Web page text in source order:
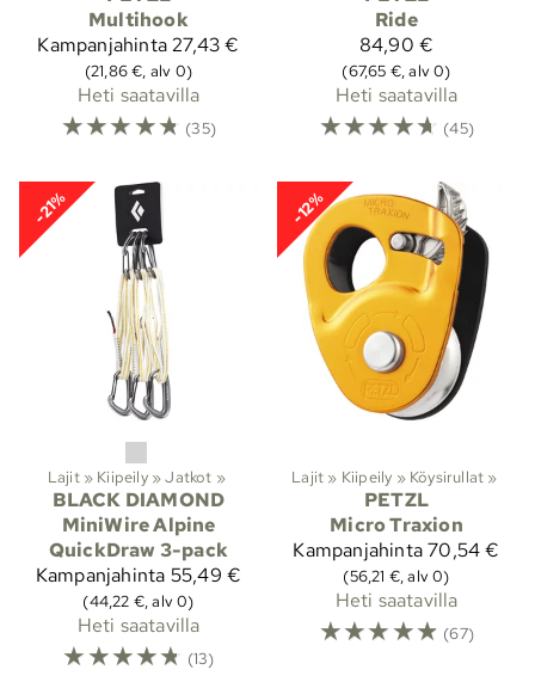
Multihook
Kampanjahinta27,43 €
(21,86 €, alv 0)
Heti saatavilla
☆☆☆☆☆ (35)
Ride
84,90 €
(67,65 €, alv 0)
Heti saatavilla
☆☆☆☆☆ (45)
-21%
Lajit ‪» Kiipeily ‪»Jatkot ‪»
BLACK DIAMOND
MiniWire Alpine
QuickDraw 3-pack
Kampanjahinta 55,49 €
(44,22 €, alv 0)
Heti saatavilla
☆☆☆☆☆ (13)
-12%
Lajit ‪» Kiipeily ‪» Köysirullat ‪»
PETZL
Micro Traxion
Kampanjahinta70,54 €
(56,21 €, alv 0)
Heti saatavilla
☆☆☆☆☆ (67)